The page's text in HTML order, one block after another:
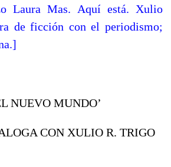
Laura Mas. Aquí está. Xulio
de ficción con el periodismo;
NUEVO MUNDO’
CON XULIO R. TRIGO